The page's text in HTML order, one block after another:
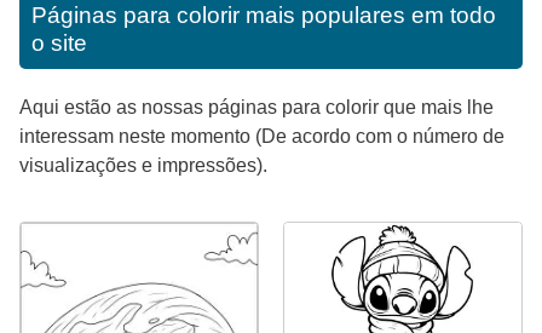
Páginas para colorir mais populares em todo
o site
Aqui estão as nossas páginas para colorir que mais lhe
interessam neste momento (De acordo com o número de
visualizações e impressões).